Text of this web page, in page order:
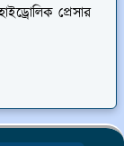
প্রেসার